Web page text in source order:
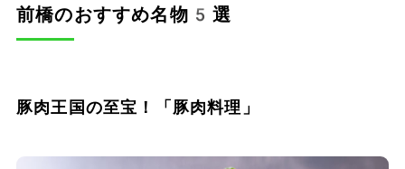
前橋のおすすめ名物5選
豚肉王国の至宝！「豚肉料理」